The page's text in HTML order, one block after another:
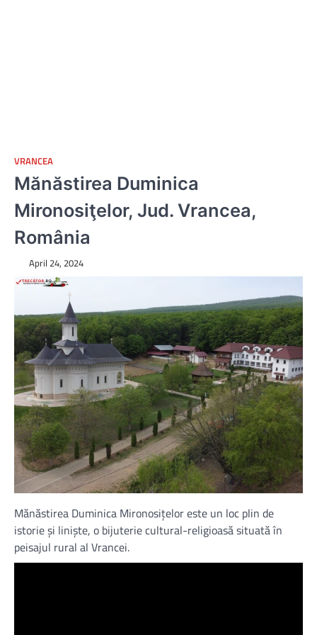
VRANCEA
Mănăstirea Duminica
Mironosiţelor, Jud. Vrancea,
România
April 24, 2024
Mănăstirea Duminica Mironosiţelor este un loc plin de
istorie și liniște, o bijuterie cultural-religioasă situată în
peisajul rural al Vrancei.